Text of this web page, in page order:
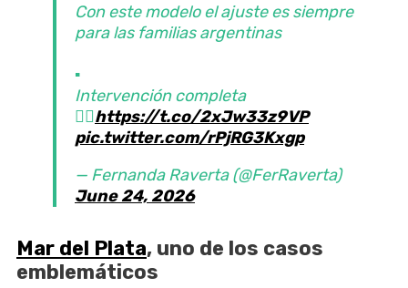
Con este modelo el ajuste es siempre
para las familias argentinas
▪︎
Intervención completa
👉🏼https://t.co/2xJw33z9VP
pic.twitter.com/rPjRG3Kxgp
— Fernanda Raverta (@FerRaverta)
June 24, 2026
Mar del Plata, uno de los casos
emblemáticos